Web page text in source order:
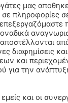
- Advertisment -
μας
πληροφορίες
διαφημίσεις
και
για την
και οι